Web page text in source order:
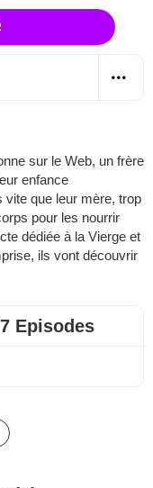
sur le Web, un frère
enfance
vite que leur mère, trop
pour les nourrir
dédiée à la Vierge et
ils vont découvrir
7 Episodes